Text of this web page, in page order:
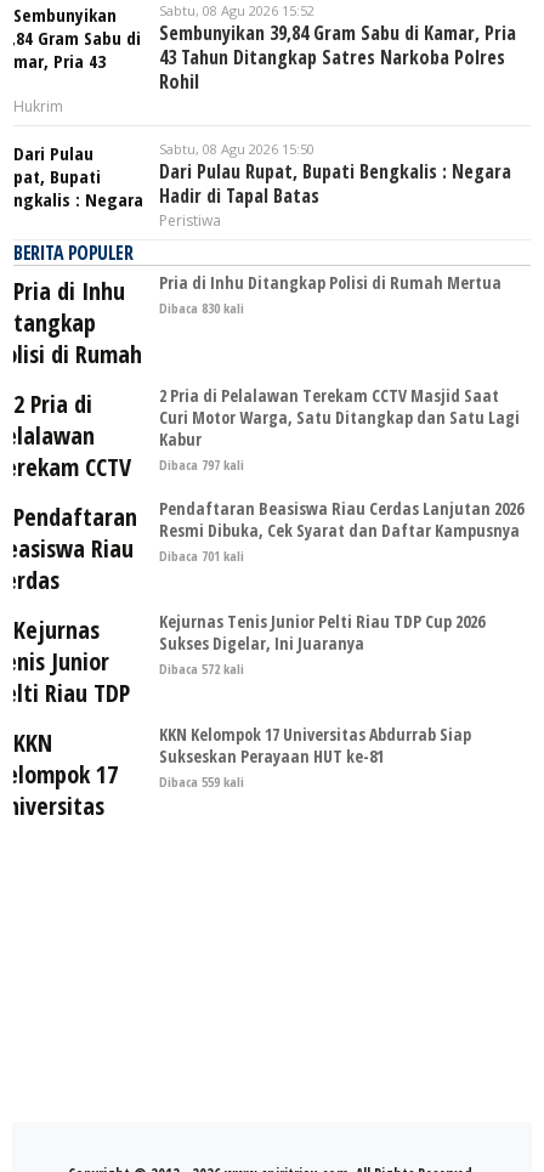
Sabtu, 08 Agu 2026 15:52
Sembunyikan 39,84 Gram Sabu di Kamar, Pria
43 Tahun Ditangkap Satres Narkoba Polres
Rohil
Hukrim
Sabtu, 08 Agu 2026 15:50
Dari Pulau Rupat, Bupati Bengkalis : Negara
Hadir di Tapal Batas
Peristiwa
BERITA POPULER
Pria di Inhu Ditangkap Polisi di Rumah Mertua
Dibaca 830 kali
2 Pria di Pelalawan Terekam CCTV Masjid Saat
Curi Motor Warga, Satu Ditangkap dan Satu Lagi
Kabur
Dibaca 797 kali
Pendaftaran Beasiswa Riau Cerdas Lanjutan 2026
Resmi Dibuka, Cek Syarat dan Daftar Kampusnya
Dibaca 701 kali
Kejurnas Tenis Junior Pelti Riau TDP Cup 2026
Sukses Digelar, Ini Juaranya
Dibaca 572 kali
KKN Kelompok 17 Universitas Abdurrab Siap
Sukseskan Perayaan HUT ke-81
Dibaca 559 kali